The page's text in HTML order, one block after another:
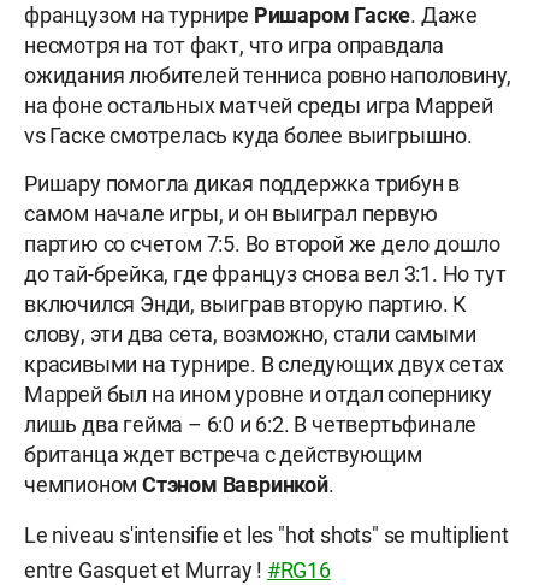
французом на турнире Ришаром Гаске. Даже
несмотря на тот факт, что игра оправдала
ожидания любителей тенниса ровно наполовину,
на фоне остальных матчей среды игра Маррей
vs Гаске смотрелась куда более выигрышно.
Ришару помогла дикая поддержка трибун в
самом начале игры, и он выиграл первую
партию со счетом 7:5. Во второй же дело дошло
до тай-брейка, где француз снова вел 3:1. Но тут
включился Энди, выиграв вторую партию. К
слову, эти два сета, возможно, стали самыми
красивыми на турнире. В следующих двух сетах
Маррей был на ином уровне и отдал сопернику
лишь два гейма – 6:0 и 6:2. В четвертьфинале
британца ждет встреча с действующим
чемпиономСтэном Вавринкой.
Le niveau s'intensifie et les "hot shots" se multiplient
entre Gasquet et Murray ! #RG16